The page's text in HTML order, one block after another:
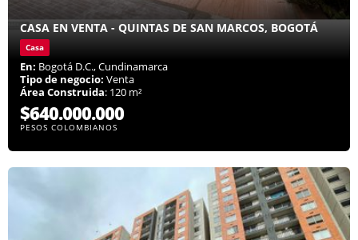
CASA EN VENTA - QUINTAS DE SAN MARCOS, BOGOTÁ
Casa
En: Bogotá D.C., Cundinamarca
Tipo de negocio: Venta
Área Construida: 120 m²
$640.000.000
PESOS COLOMBIANOS